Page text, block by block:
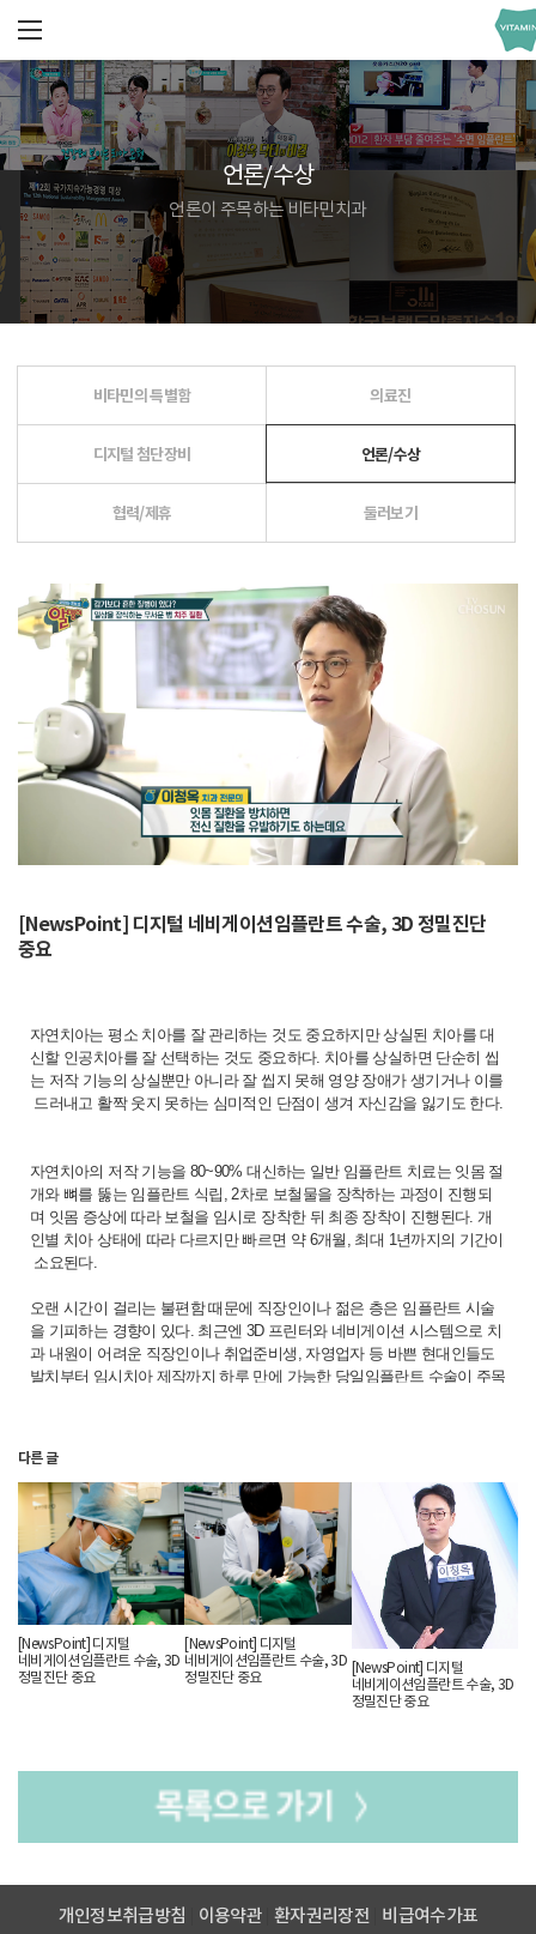
언론/수상
언론이 주목하는 비타민치과
비타민의 특별함 의료진
디지털 첨단장비 언론/수상
협력/제휴 둘러보기
[NewsPoint] 디지털 네비게이션임플란트 수술, 3D 정밀진단
중요
자연치아는 평소 치아를 잘 관리하는 것도 중요하지만 상실된 치아를 대
신할 인공치아를 잘 선택하는 것도 중요하다. 치아를 상실하면 단순히 씹
는 저작 기능의 상실뿐만 아니라 잘 씹지 못해 영양 장애가 생기거나 이를
드러내고 활짝 웃지 못하는 심미적인 단점이 생겨 자신감을 잃기도 한다.
자연치아의 저작 기능을 80~90% 대신하는 일반 임플란트 치료는 잇몸 절
개와 뼈를 뚫는 임플란트 식립, 2차로 보철물을 장착하는 과정이 진행되
며 잇몸 증상에 따라 보철을 임시로 장착한 뒤 최종 장착이 진행된다. 개
인별 치아 상태에 따라 다르지만 빠르면 약 6개월, 최대 1년까지의 기간이
소요된다.
오랜 시간이 걸리는 불편함 때문에 직장인이나 젊은 층은 임플란트 시술
을 기피하는 경향이 있다. 최근엔 3D 프린터와 네비게이션 시스템으로 치
과 내원이 어려운 직장인이나 취업준비생, 자영업자 등 바쁜 현대인들도
발치부터 임시치아 제작까지 하루 만에 가능한 당일임플란트 수술이 주목
Q. 3D 내비게이션 임플란트란?
A. 임플란트 수술은 건강보험 확대 적용이 되면서 비용 부담이 낮아지면
서 상실된 치아를 대신하는 대표적인 치료로 대중화되었습니다. 다른 보
철치료에 비해 주변 치아를 손상시키지 않는 장점과 관리를 잘 해준다면
비교적 긴 반영구적인 수명 및 이물감, 불편함이 없다는 특징이 있습니다.
3차원 영상 장비를 활용해 육안으로 파악하기 어려운 치아의 깊숙한 부위
와 잇몸 뼈를 분석한 뒤 정교하고 안전성 높은 위치, 각도로 식립이 진행
이 진행되기 때문에 신체적인 부담을 줄이고 기대수명을 늘릴 수 있습니
다. 일반 임플란트수술보다 수술 후 부기나 통증, 출혈이 적어 회복 기간
다른 글
[NewsPoint] 디지털
네비게이션임플란트 수술, 3D
정밀진단 중요
[NewsPoint] 디지털
네비게이션임플란트 수술, 3D
정밀진단 중요
[NewsPoint] 디지털
네비게이션임플란트 수술, 3D
정밀진단 중요
개인정보취급방침 이용약관 환자권리장전 비급여수가표